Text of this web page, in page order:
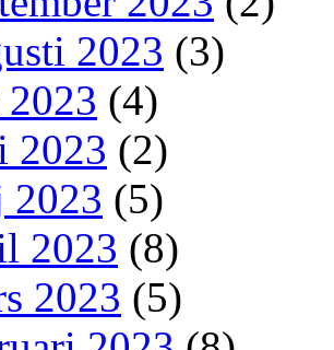
2023 (3)
(4)
2023 (2)
2023 (5)
2023 (8)
2023 (5)